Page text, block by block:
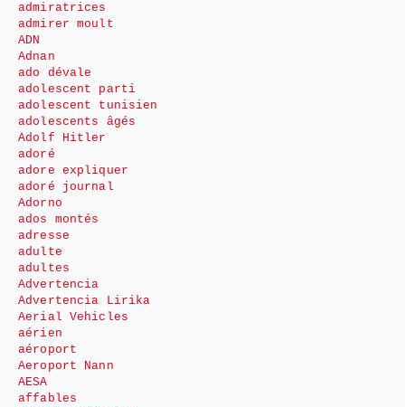
admiratrices
admirer moult
ADN
Adnan
ado dévale
adolescent parti
adolescent tunisien
adolescents âgés
Adolf Hitler
adoré
adore expliquer
adoré journal
Adorno
ados montés
adresse
adulte
adultes
Advertencia
Advertencia Lirika
Aerial Vehicles
aérien
aéroport
Aeroport Nann
AESA
affables